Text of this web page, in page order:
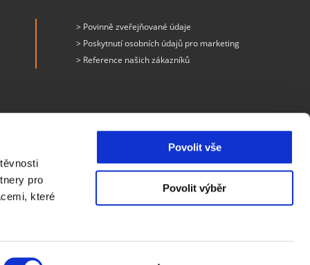
pro
které
Povolit vše
Povolit výběr
> Povinně zveřejňované údaje
> Poskytnutí osobních údajů pro marketing
> Reference našich zákazníků